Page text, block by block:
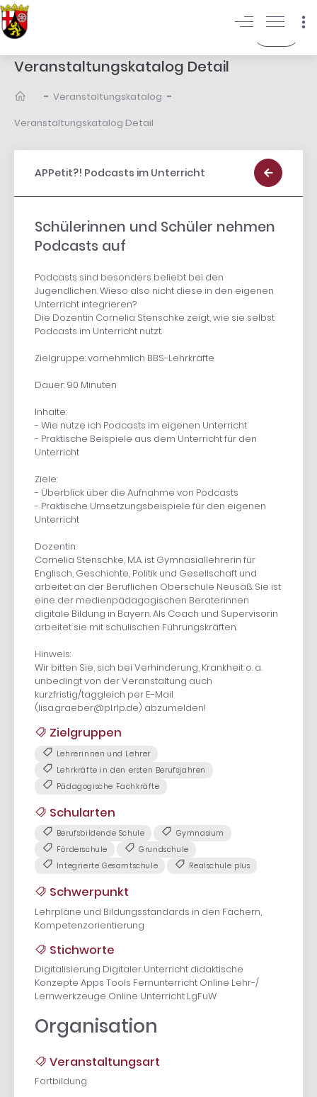
Veranstaltungskatalog Detail
- Veranstaltungskatalog -
Veranstaltungskatalog Detail
APPetit?! Podcasts im Unterricht
Schülerinnen und Schüler nehmen
Podcasts auf
Podcasts sind besonders beliebt bei den
Jugendlichen. Wieso also nicht diese in den eigenen
Unterricht integrieren?
Die Dozentin Cornelia Stenschke zeigt, wie sie selbst
Podcasts im Unterricht nutzt.
Zielgruppe: vornehmlich BBS-Lehrkräfte
Dauer: 90 Minuten
Inhalte:
- Wie nutze ich Podcasts im eigenen Unterricht
- Praktische Beispiele aus dem Unterricht für den
Unterricht
Ziele:
- Überblick über die Aufnahme von Podcasts
- Praktische Umsetzungsbeispiele für den eigenen
Unterricht
Dozentin:
Cornelia Stenschke, M.A. ist Gymnasiallehrerin für
Englisch, Geschichte, Politik und Gesellschaft und
arbeitet an der Beruflichen Oberschule Neusäß. Sie ist
eine der medienpädagogischen Beraterinnen
digitale Bildung in Bayern. Als Coach und Supervisorin
arbeitet sie mit schulischen Führungskräften.
Hinweis:
Wir bitten Sie, sich bei Verhinderung, Krankheit o. a.
unbedingt von der Veranstaltung auch
kurzfristig/taggleich per E-Mail
(lisa.graeber@pl.rlp.de) abzumelden!
Zielgruppen
Lehrerinnen und Lehrer
Lehrkräfte in den ersten Berufsjahren
Pädagogische Fachkräfte
Schularten
Berufsbildende Schule
Gymnasium
Förderschule
Grundschule
Integrierte Gesamtschule
Realschule plus
Schwerpunkt
Lehrpläne und Bildungsstandards in den Fächern,
Kompetenzorientierung
Stichworte
Digitalisierung Digitaler Unterricht didaktische
Konzepte Apps Tools Fernunterricht Online Lehr-/
Lernwerkzeuge Online Unterricht LgFuW
Organisation
Veranstaltungsart
Fortbildung